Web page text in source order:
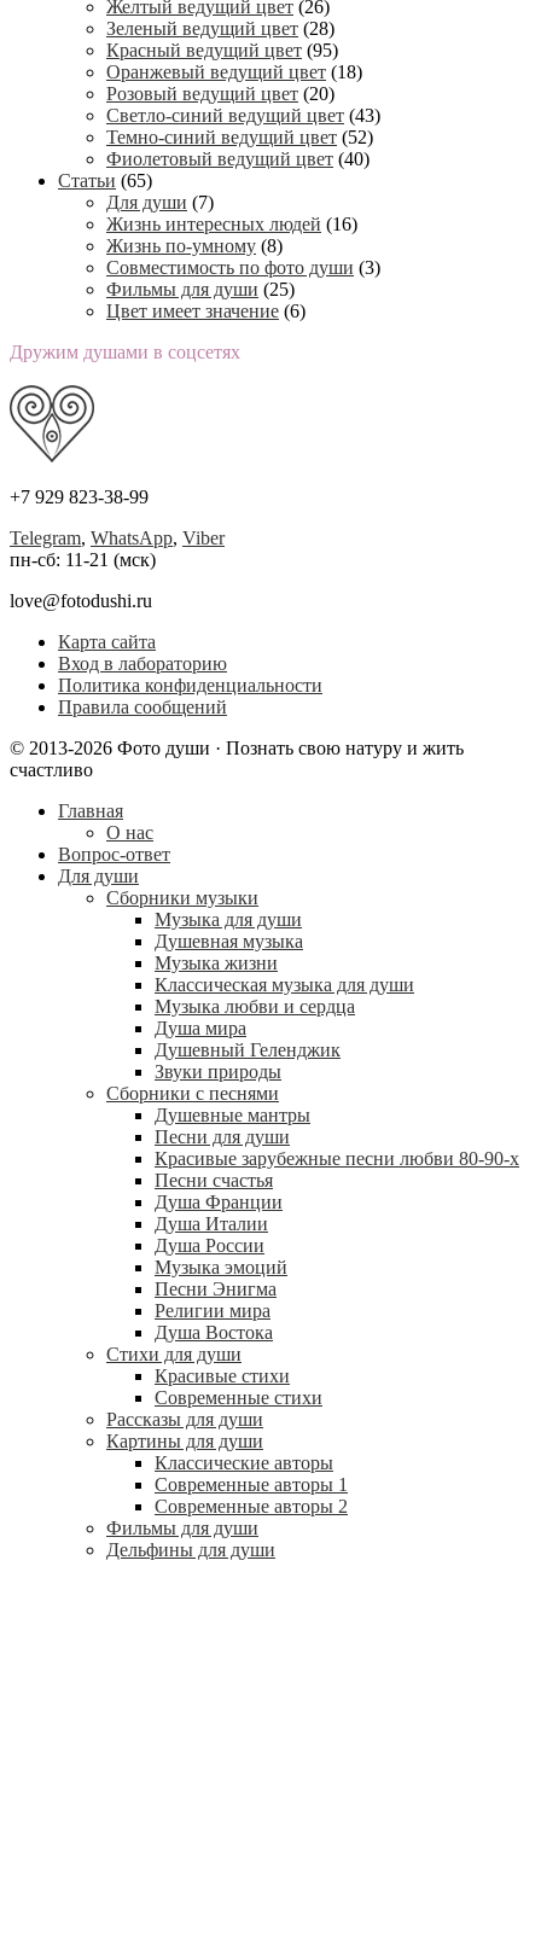
Желтый ведущий цвет (26)
Зеленый ведущий цвет (28)
Красный ведущий цвет (95)
Оранжевый ведущий цвет (18)
Розовый ведущий цвет (20)
Светло-синий ведущий цвет (43)
Темно-синий ведущий цвет (52)
Фиолетовый ведущий цвет (40)
Статьи (65)
Для души (7)
Жизнь интересных людей (16)
Жизнь по-умному (8)
Совместимость по фото души (3)
Фильмы для души (25)
Цвет имеет значение (6)
Дружим душами в соцсетях
+7 929 823-38-99
Telegram, WhatsApp, Viber
пн-сб: 11-21 (мск)
love@fotodushi.ru
Карта сайта
Вход в лабораторию
Политика конфиденциальности
Правила сообщений
© 2013-2026 Фото души · Познать свою натуру и жить
счастливо
Главная
О нас
Вопрос-ответ
Для души
Сборники музыки
Музыка для души
Душевная музыка
Музыка жизни
Классическая музыка для души
Музыка любви и сердца
Душа мира
Душевный Геленджик
Звуки природы
Сборники с песнями
Душевные мантры
Песни для души
Красивые зарубежные песни любви 80-90-х
Песни счастья
Душа Франции
Душа Италии
Душа России
Музыка эмоций
Песни Энигма
Религии мира
Душа Востока
Стихи для души
Красивые стихи
Современные стихи
Рассказы для души
Картины для души
Классические авторы
Современные авторы 1
Современные авторы 2
Фильмы для души
Дельфины для души